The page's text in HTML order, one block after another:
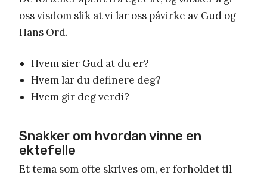
oss visdom slik at vi lar oss påvirke av Gud og
Hans Ord.
Hvem sier Gud at du er?
Hvem lar du definere deg?
Hvem gir deg verdi?
Snakker om hvordan vinne en
ektefelle
Et tema som ofte skrives om, er forholdet til